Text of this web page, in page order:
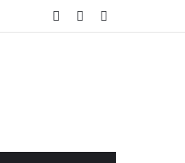
Kayıt OlRastgele Makale